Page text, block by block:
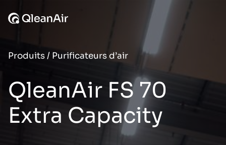
Produits/ Purificateurs d’air
QleanAir FS 70
Extra Capacity